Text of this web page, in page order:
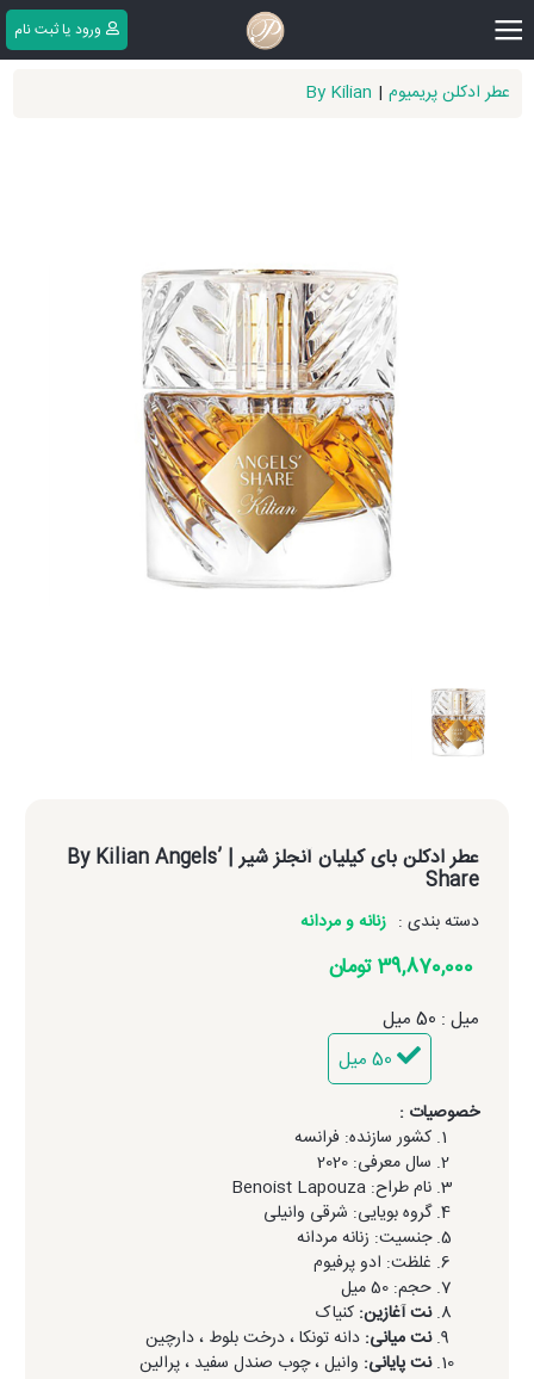
||| ورود یا ثبت ‌نام
عطر ادکلن پریمیوم |
By Kilian
عطر ادکلن بای کیلیان آنجلز شیر | By Kilian Angels’
Share
دسته بندی : زنانه و مردانه
39,870,000 تومان
میل : 50 میل
50 میل
خصوصیات :
کشور سازنده: فرانسه
سال معرفی: 2020
نام طراح: Benoist Lapouza
گروه بویایی: شرقی وانیلی
جنسیت: زنانه مردانه
غلظت: ادو پرفیوم
حجم: 50 میل
نت آغازین: کنیاک
نت میانی: دانه تونکا ، درخت بلوط ، دارچین
نت پایانی: وانیل ، چوب صندل سفید ، پرالین